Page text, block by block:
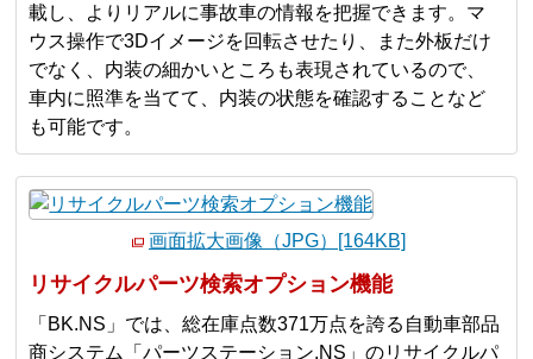
載し、よりリアルに事故車の情報を把握できます。マ
ウス操作で3Dイメージを回転させたり、また外板だけ
でなく、内装の細かいところも表現されているので、
車内に照準を当てて、内装の状態を確認することなど
も可能です。
画面拡大画像（JPG）[164KB]
リサイクルパーツ検索オプション機能
「BK.NS」では、総在庫点数371万点を誇る自動車部品
商システム「パーツステーション.NS」のリサイクルパ